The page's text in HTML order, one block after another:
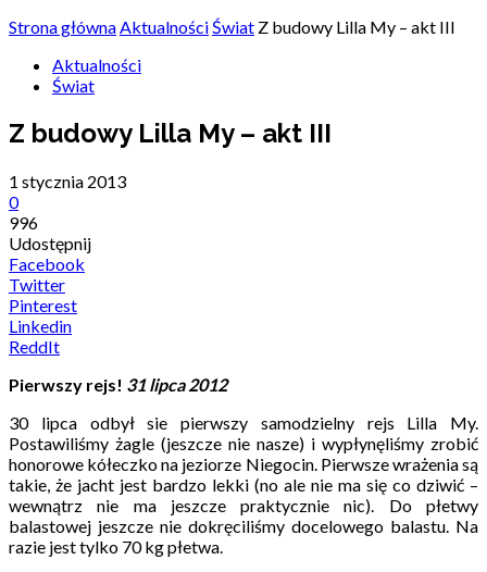
Strona głównaAktualnościŚwiat Z budowy Lilla My – akt III
Aktualności
Świat
Z budowy Lilla My – akt III
1 stycznia 2013
0
996
Udostępnij
Facebook
Twitter
Pinterest
Linkedin
ReddIt
Pierwszy rejs! 31 lipca 2012
30 lipca odbył sie pierwszy samodzielny rejs Lilla My.
Postawiliśmy żagle (jeszcze nie nasze) i wypłynęliśmy zrobić
honorowe kółeczko na jeziorze Niegocin. Pierwsze wrażenia są
takie, że jacht jest bardzo lekki (no ale nie ma się co dziwić –
wewnątrz nie ma jeszcze praktycznie nic). Do płetwy
balastowej jeszcze nie dokręciliśmy docelowego balastu. Na
razie jest tylko 70 kg płetwa.